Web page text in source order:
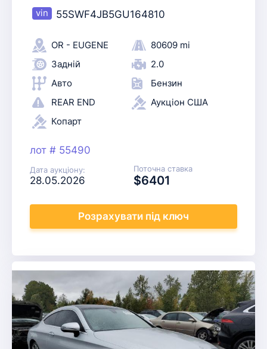
55SWF4JB5GU164810
OR - EUGENE
80609 mi
Задній
2.0
Авто
Бензин
REAR END
Аукціон США
Копарт
лот # 55490
Дата аукціону:
28.05.2026
Поточна ставка
$6401
Розрахувати під ключ